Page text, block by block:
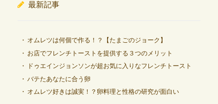
最新記事
オムレツは何個で作る！？【たまごのジョーク】
お店でフレンチトーストを提供する３つのメリット
ドゥエインジョンソンが超お気に入りなフレンチトースト
バテたあなたに合う卵
オムレツ好きは誠実！？卵料理と性格の研究が面白い